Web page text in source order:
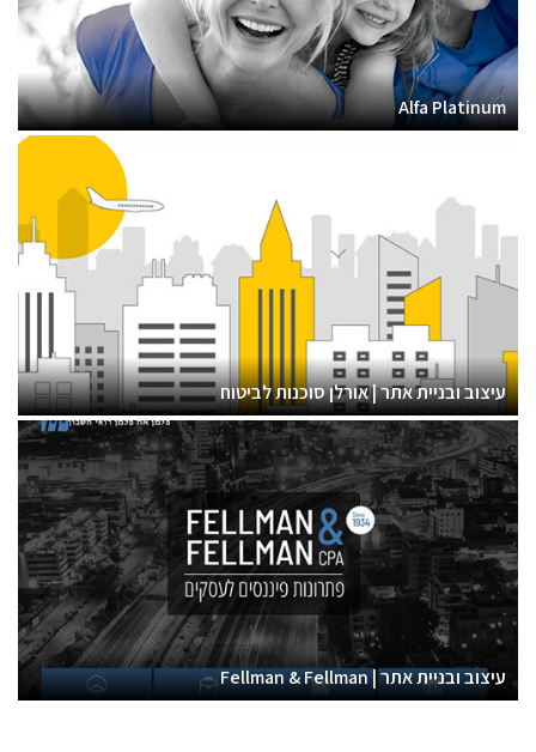
Alfa Platinum
עיצוב ובניית אתר | אורלן סוכנות לביטוח
עיצוב ובניית אתר | Fellman & Fellman